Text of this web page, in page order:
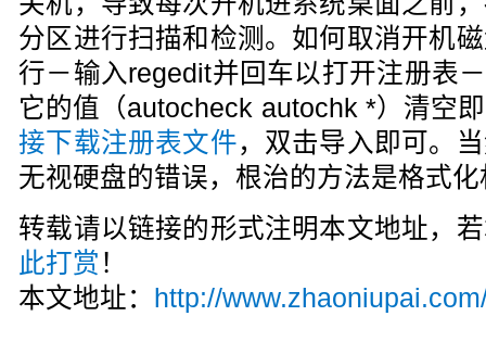
分区进行扫描和检测。如何取消开机
行－输入regedit并回车以打开注册表
它的值（autocheck autochk *）清空
接下载注册表文件，双击导入即可。
无视硬盘的错误，根治的方法是格式
转载请以链接的形式注明本文地址，
此打赏 ！
本文地址：
http://